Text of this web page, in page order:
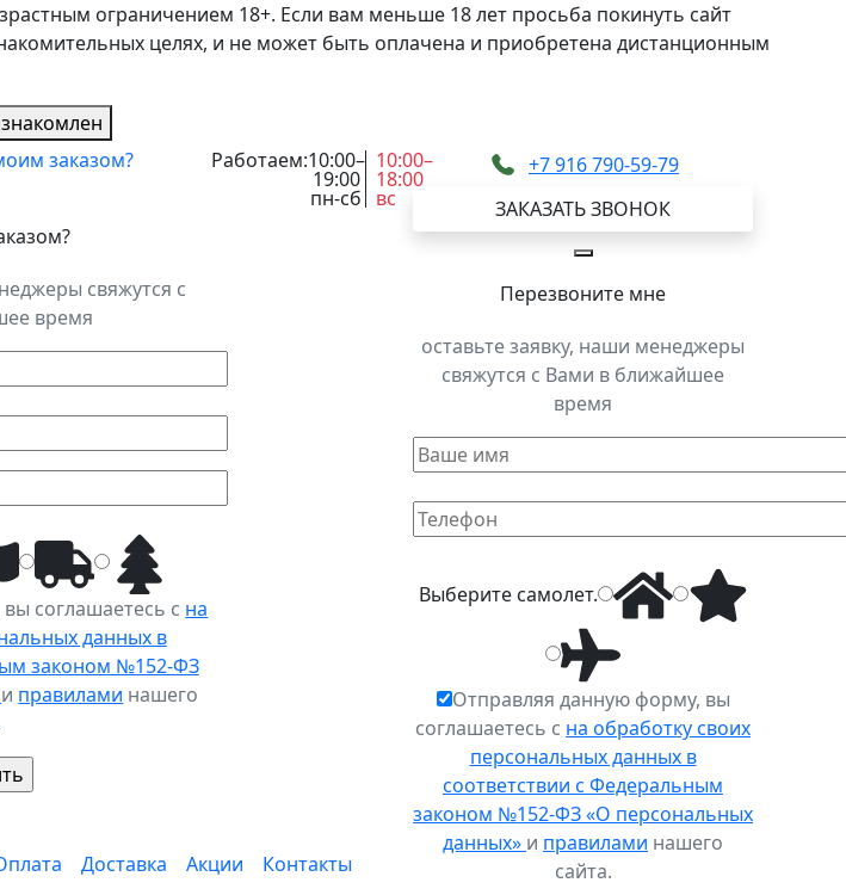
ограничением 18+. Если вам меньше 18 лет просьба покинуть сайт
целях, и не может быть оплачена и приобретена дистанционным
заказом?
свяжутся с
время
соглашаетесь с на
данных в
законом №152-ФЗ
и правилами нашего
Работаем:10:00–
19:00
пн-сб
10:00–
18:00
вс
Доставка Акции Контакты
+7 916 790-59-79
ЗАКАЗАТЬ ЗВОНОК
Перезвоните мне
оставьте заявку, наши менеджеры
свяжутся с Вами в ближайшее
время
Выберитесамолет.
Отправляя данную форму, вы
соглашаетесь с на обработку своих
персональных данных в
соответствии с Федеральным
законом №152-ФЗ «О персональных
данных» и правилами нашего
сайта.